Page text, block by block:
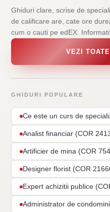
Ghiduri clare, scrise de
de calificare are, cate ore
cum o cauti pe edEX.
VEZI
GHIDURI POPULARE
Ce este un curs de
Analist financiar (COR
Artificier de mina (COR
Designer florist (COR
Expert achizitii publice
Administrator de